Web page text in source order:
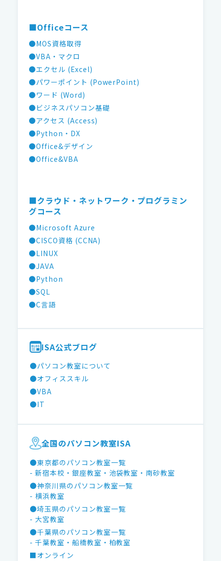
■Officeコース
●MOS資格取得
●VBA・マクロ
●エクセル (Excel)
●パワーポイント (PowerPoint)
●ワード (Word)
●ビジネスパソコン基礎
●アクセス (Access)
●Python・DX
●Office&デザイン
●Office&VBA
■クラウド・ネットワーク・プログラミン
グコース
●Microsoft Azure
●CISCO資格 (CCNA)
●LINUX
●JAVA
●Python
●SQL
●C言語
ISA公式ブログ
●パソコン教室について
●オフィススキル
●VBA
●IT
全国のパソコン教室ISA
●東京都のパソコン教室一覧
- 新宿本校 ・銀座教室 ・池袋教室 ・南砂教室
●神奈川県のパソコン教室一覧
- 横浜教室
●埼玉県のパソコン教室一覧
- 大宮教室
●千葉県のパソコン教室一覧
- 千葉教室 ・船橋教室 ・柏教室
■オンライン